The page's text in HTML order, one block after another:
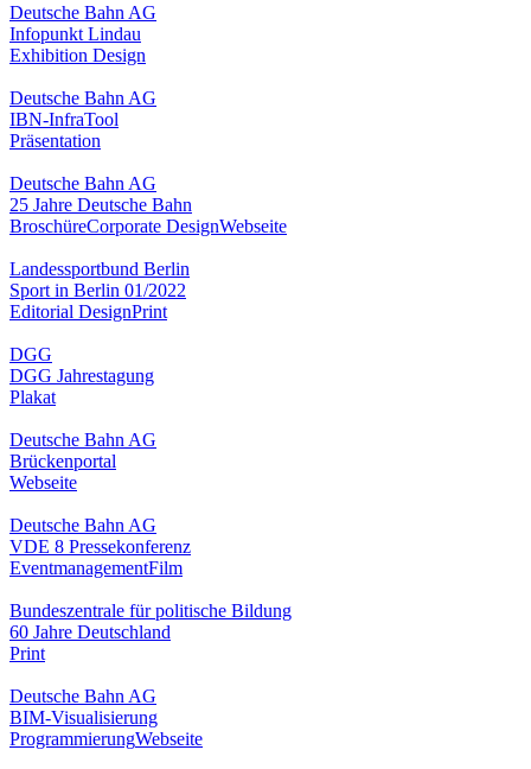
Deutsche Bahn AG
Infopunkt Lindau
Exhibition Design
Deutsche Bahn AG
IBN-InfraTool
Präsentation
Deutsche Bahn AG
25 Jahre Deutsche Bahn
BroschüreCorporate DesignWebseite
Landessportbund Berlin
Sport in Berlin 01/2022
Editorial DesignPrint
DGG
DGG Jahrestagung
Plakat
Deutsche Bahn AG
Brückenportal
Webseite
Deutsche Bahn AG
VDE 8 Pressekonferenz
EventmanagementFilm
Bundeszentrale für politische Bildung
60 Jahre Deutschland
Print
Deutsche Bahn AG
BIM-Visualisierung
ProgrammierungWebseite